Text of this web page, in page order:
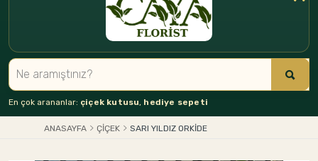
En çok arananlar: çiçek kutusu, hediye sepeti
ANASAYFA ÇIÇEK SARI YILDIZ ORKİDE